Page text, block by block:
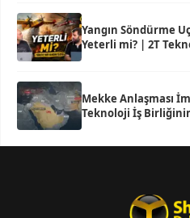
Yangın Söndürme
Yeterli mi? | 2T
Mekke Anlaşması
Teknoloji İş